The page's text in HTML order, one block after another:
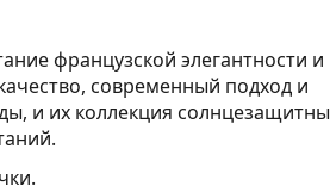
французской элегантности и
современный подход и
и их коллекция